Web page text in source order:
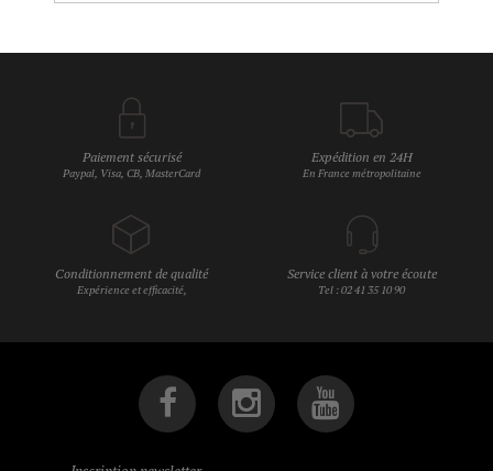
Paiement sécurisé
Paypal, Visa, CB, MasterCard
Expédition en 24H
En France métropolitaine
Conditionnement de qualité
Expérience et efficacité,
Service client à votre écoute
Tel : 02 41 35 10 90